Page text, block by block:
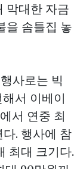
막대한 자금
을 솜틀집 놓
사로는 빅
서 이베이
서 연중 최
. 행사에 참
최대 크기다.